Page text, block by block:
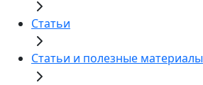
Статьи
Статьи и полезные материалы